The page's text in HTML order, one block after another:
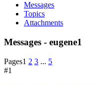
Messages
Topics
Attachments
Messages - eugene1
Pages1 2 3 ... 5
#1